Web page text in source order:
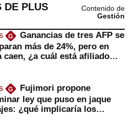
DE PLUS
Contenido de
Gestión
G
Ganancias de tres AFP se
más de 24%, pero en
caen, ¿a cuál está afiliado
G
Fujimori propone
ley que puso en jaque
¿qué implicaría los